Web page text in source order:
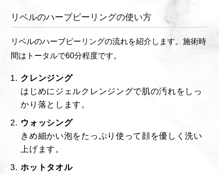
リベルのハーブピーリングの使い方
リベルのハーブピーリングの流れを紹介します。施術時
間はトータルで60分程度です。
クレンジング
はじめにジェルクレンジングで肌の汚れをしっ
かり落とします。
ウォッシング
きめ細かい泡をたっぷり使って顔を優しく洗い
上げます。
ホットタオル